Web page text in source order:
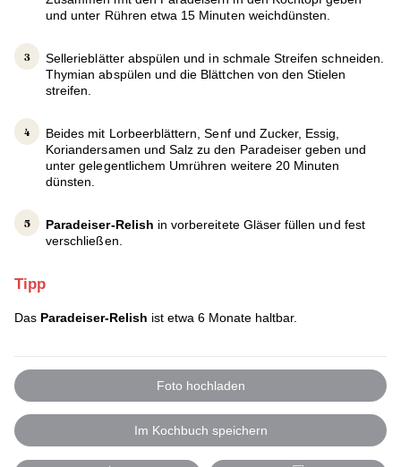
und unter Rühren etwa 15 Minuten weichdünsten.
Sellerieblätter abspülen und in schmale Streifen schneiden.
Thymian abspülen und die Blättchen von den Stielen
streifen.
Beides mit Lorbeerblättern, Senf und Zucker, Essig,
Koriandersamen und Salz zu den Paradeiser geben und
unter gelegentlichem Umrühren weitere 20 Minuten
dünsten.
Paradeiser-Relish in vorbereitete Gläser füllen und fest
verschließen.
Tipp
Das Paradeiser-Relish ist etwa 6 Monate haltbar.
Foto hochladen
Im Kochbuch speichern